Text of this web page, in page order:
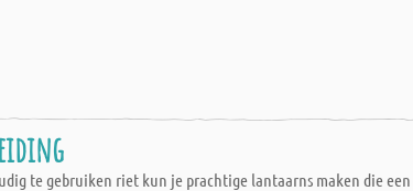
te gebruiken riet kun je prachtige lantaarns maken die